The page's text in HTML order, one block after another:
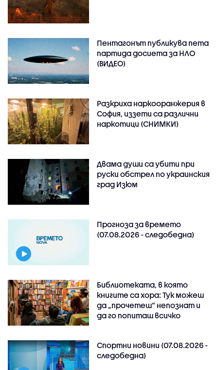
Пентагонът публикува пета
партида досиета за НЛО
(ВИДЕО)
Разкриха наркооранжерия в
София, иззети са различни
наркотици (СНИМКИ)
Двама души са убити при
руски обстрeл по украинския
град Изюм
Прогноза за времето
(07.08.2026 - следобедна)
Библиотеката, в която
книгите са хора: Тук можеш
да „прочетеш“ непознат и
да го попиташ всичко
Спортни новини (07.08.2026 -
следобедна)